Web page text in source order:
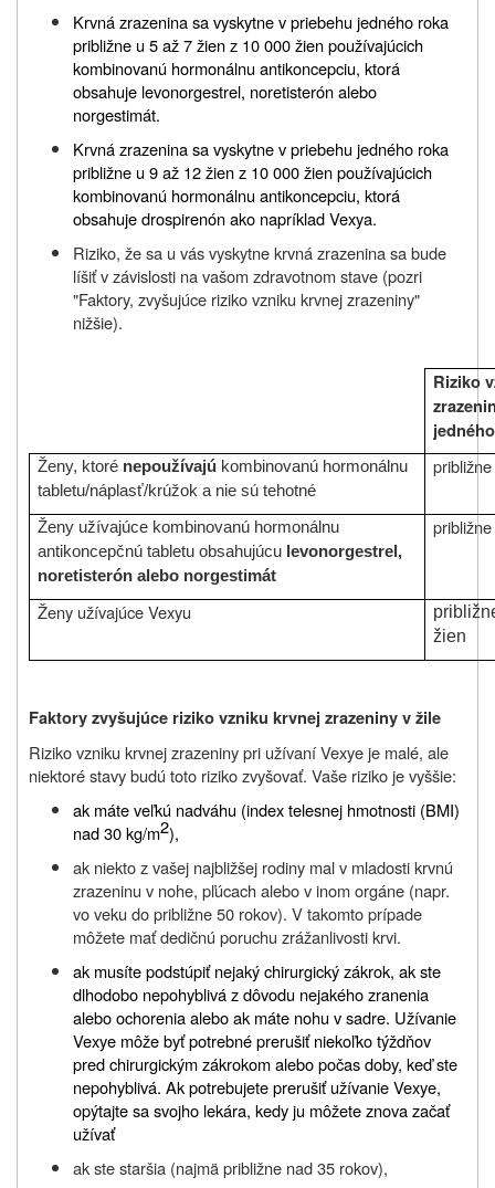
Krvná zrazenina sa vyskytne v priebehu jedného roka
približne u 5 až 7 žien z 10 000 žien používajúcich
kombinovanú hormonálnu antikoncepciu, ktorá
obsahuje levonorgestrel, noretisterón alebo
norgestimát.
Krvná zrazenina sa vyskytne v priebehu jedného roka
približne u 9 až 12 žien z 10 000 žien používajúcich
kombinovanú hormonálnu antikoncepciu, ktorá
obsahuje drospirenón ako napríklad Vexya.
Riziko, že sa u vás vyskytne krvná zrazenina sa bude
líšiť v závislosti na vašom zdravotnom stave (pozri
"Faktory, zvyšujúce riziko vzniku krvnej zrazeniny"
nižšie).
Riziko
Ženy, ktoré nepoužívajú kombinovanú hormonálnu
tabletu/náplasť/krúžok a nie sú tehotné
Ženy užívajúce kombinovanú hormonálnu
antikoncepčnú tabletu obsahujúcu levonorgestrel,
noretisterón alebo norgestimát
Ženy užívajúce Vexyu
žien
Faktory zvyšujúce riziko vzniku krvnej zrazeniny v žile
Riziko vzniku krvnej zrazeniny pri užívaní Vexye je malé, ale
niektoré stavy budú toto riziko zvyšovať. Vaše riziko je vyššie:
ak máte veľkú nadváhu (index telesnej hmotnosti (BMI)
nad 30 kg/m2),
ak niekto z vašej najbližšej rodiny mal v mladosti krvnú
zrazeninu v nohe, pľúcach alebo v inom orgáne (napr.
vo veku do približne 50 rokov). V takomto prípade
môžete mať dedičnú poruchu zrážanlivosti krvi.
ak musíte podstúpiť nejaký chirurgický zákrok, ak ste
dlhodobo nepohyblivá z dôvodu nejakého zranenia
alebo ochorenia alebo ak máte nohu v sadre. Užívanie
Vexye môže byť potrebné prerušiť niekoľko týždňov
pred chirurgickým zákrokom alebo počas doby, keď ste
nepohyblivá. Ak potrebujete prerušiť užívanie Vexye,
opýtajte sa svojho lekára, kedy ju môžete znova začať
užívať
ak ste staršia (najmä približne nad 35 rokov),